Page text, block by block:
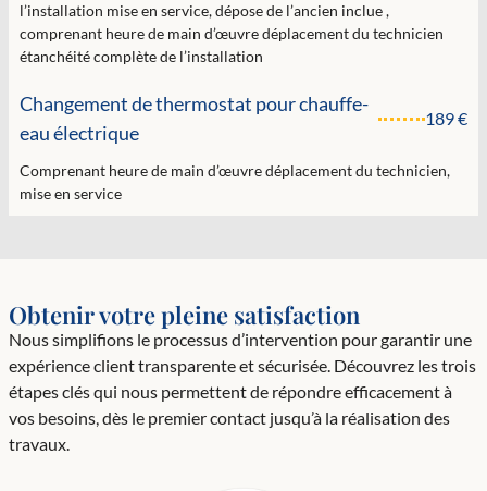
l’installation mise en service, dépose de l’ancien inclue ,
comprenant heure de main d’œuvre déplacement du technicien
étanchéité complète de l’installation
Changement de thermostat pour chauffe-
eau électrique
189 €
Comprenant heure de main d’œuvre déplacement du technicien,
mise en service
Obtenir votre pleine satisfaction
Nous simplifions le processus d’intervention pour garantir une
expérience client transparente et sécurisée. Découvrez les trois
étapes clés qui nous permettent de répondre efficacement à
vos besoins, dès le premier contact jusqu’à la réalisation des
travaux.